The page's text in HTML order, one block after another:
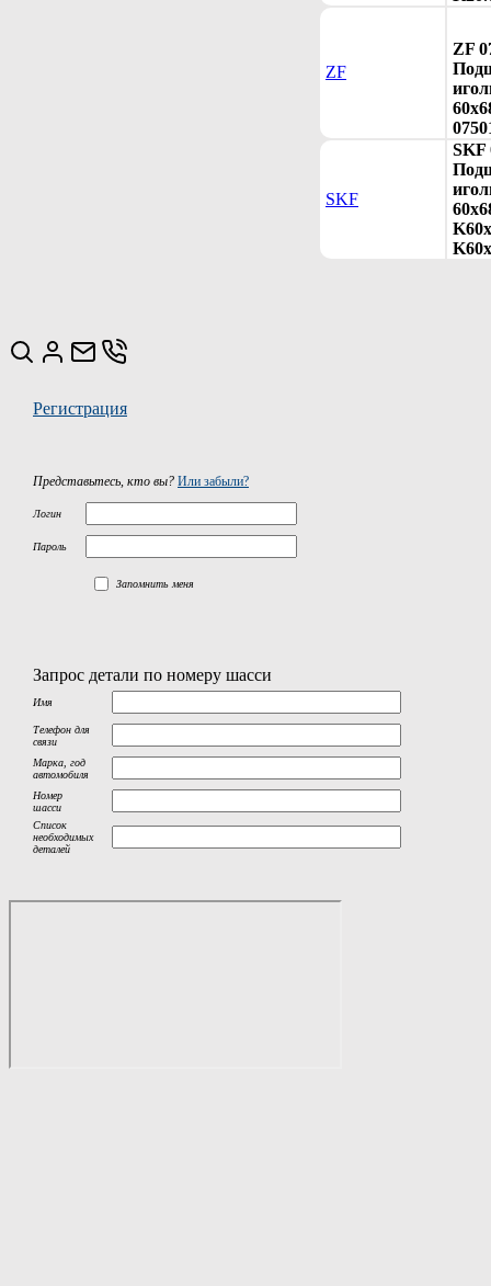
ZF
ZF
SKF
SKF
Регистрация
Представьтесь, кто вы? Или забыли?
Логин
Пароль
Запомнить меня
Запрос детали по номеру шасси
Имя
Телефон для
связи
Марка, год
автомобиля
Номер
шасси
Список
необходимых
деталей